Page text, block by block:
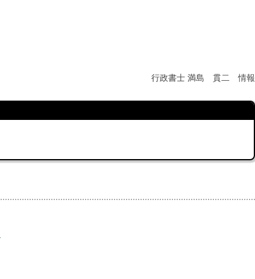
行政書士 満島 貫二 情報